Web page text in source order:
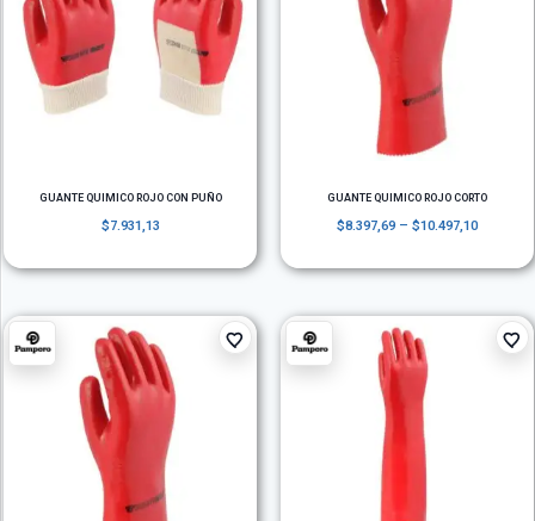
GUANTE QUIMICO ROJO CON PUÑO
$7.931,13
GUANTE QUIMICO ROJO CORTO
$8.397,69 – $10.497,10